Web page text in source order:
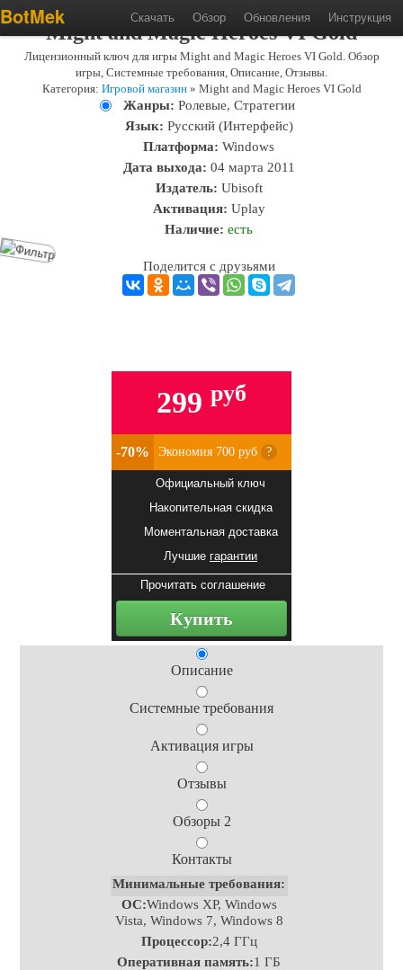
BotMek Скачать Обзор Обновления Инструкция
Might and Magic Heroes VI Gold
Лицензионный ключ для игры Might and Magic Heroes VI Gold. Обзор
игры, Системные требования, Описание, Отзывы.
Категория: Игровой магазин» Might and Magic Heroes VI Gold
Жанры: Ролевые, Стратегии
Язык: Русский (Интерфейс)
Платформа: Windows
Дата выхода: 04 марта 2011
Издатель: Ubisoft
Активация: Uplay
Наличие: есть
Поделится с друзьями
299 руб
-70% Экономия 700 руб ?
Официальный ключ
Накопительная скидка
Моментальная доставка
Лучшие гарантии
Прочитать соглашение
Купить
Описание
Системные требования
Активация игры
Отзывы
Обзоры 2
Контакты
Минимальные требования:
ОС:Windows XP, Windows
Vista, Windows 7, Windows 8
Процессор:2,4 ГГц
Оперативная память:1 ГБ